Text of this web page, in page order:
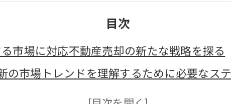
目次
市場に対応不動産売却の新たな戦略を探る
の市場トレンドを理解するために必要なス
去のデータから学ぶ売却戦略の改善方法